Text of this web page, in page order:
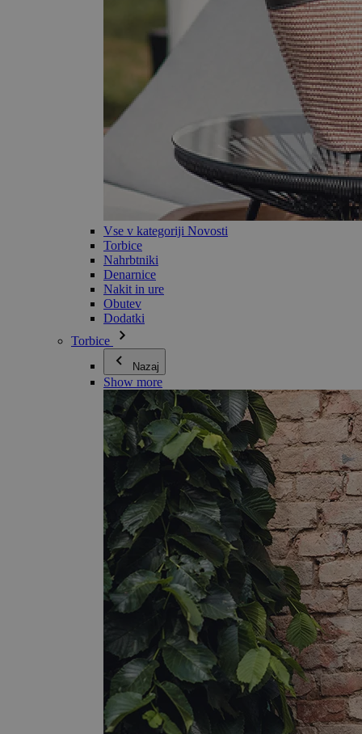
Vse v kategoriji Novosti
Torbice
Nahrbtniki
Denarnice
Nakit in ure
Obutev
Dodatki
Torbice
Nazaj
Show more